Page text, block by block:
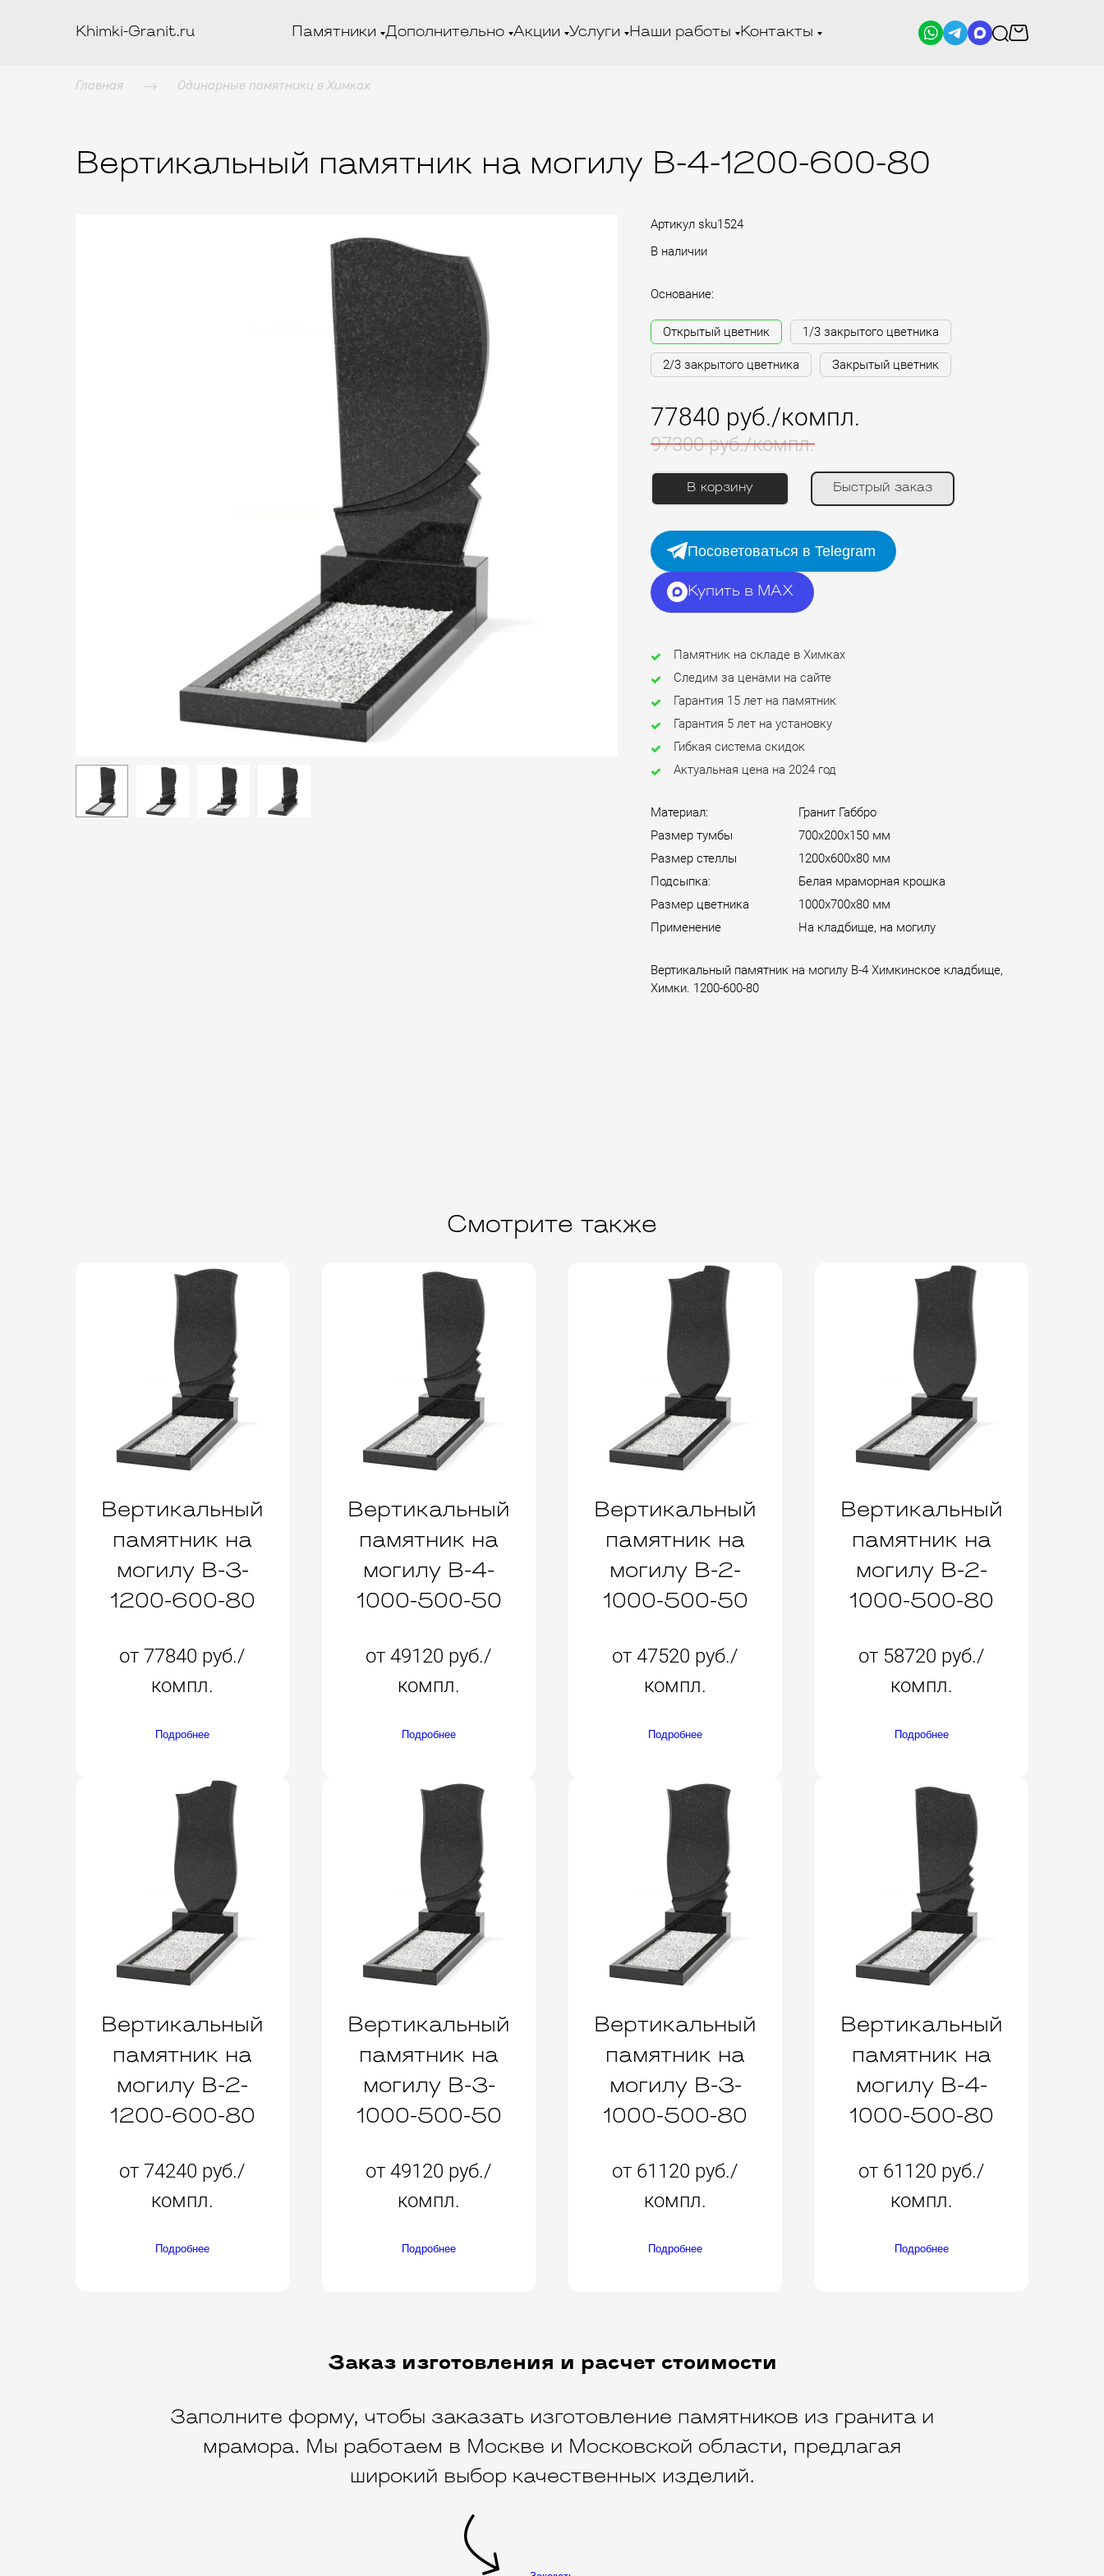
Khimki-Granit.ru Памятники Дополнительно Акции Услуги Наши работы Контакты
Главная Одинарные памятники в Химках
Вертикальный памятник на могилу B-4-1200-600-80
Артикул sku1524
В наличии
Основание:
Открытый цветник 1/3 закрытого цветника
2/3 закрытого цветника Закрытый цветник
77840 руб./компл.
97300 руб./компл.
В корзину Быстрый заказ
Посоветоваться в Telegram
Купить в MAX
Памятник на складе в Химках
Следим за ценами на сайте
Гарантия 15 лет на памятник
Гарантия 5 лет на установку
Гибкая система скидок
Актуальная цена на 2024 год
Материал:
Гранит Габбро
Размер тумбы
700х200х150 мм
Размер стеллы
1200х600х80 мм
Подсыпка:
Белая мраморная крошка
Размер цветника
1000х700х80 мм
Применение
На кладбище, на могилу
Вертикальный памятник на могилу B-4 Химкинское кладбище,
Химки. 1200-600-80
Смотрите также
Вертикальный
памятник на
могилу B-3-
1200-600-80
от 77840 руб./
компл.
Подробнее
Вертикальный
памятник на
могилу B-4-
1000-500-50
от 49120 руб./
компл.
Подробнее
Вертикальный
памятник на
могилу B-2-
1000-500-50
от 47520 руб./
компл.
Подробнее
Вертикальный
памятник на
могилу B-2-
1000-500-80
от 58720 руб./
компл.
Подробнее
Вертикальный
памятник на
могилу B-2-
1200-600-80
от 74240 руб./
компл.
Подробнее
Вертикальный
памятник на
могилу B-3-
1000-500-50
от 49120 руб./
компл.
Подробнее
Вертикальный
памятник на
могилу B-3-
1000-500-80
от 61120 руб./
компл.
Подробнее
Вертикальный
памятник на
могилу B-4-
1000-500-80
от 61120 руб./
компл.
Подробнее
Заказ изготовления и расчет стоимости
Заполните форму, чтобы заказать изготовление памятников из гранита и
мрамора. Мы работаем в Москве и Московской области, предлагая
широкий выбор качественных изделий.